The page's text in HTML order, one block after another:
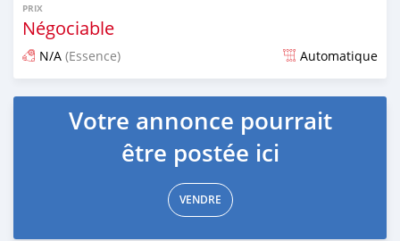
PRIX
Négociable
N/A (Essence) Automatique
Publié il y a presque 7 ans
Votre annonce pourrait
être postée ici
VENDRE